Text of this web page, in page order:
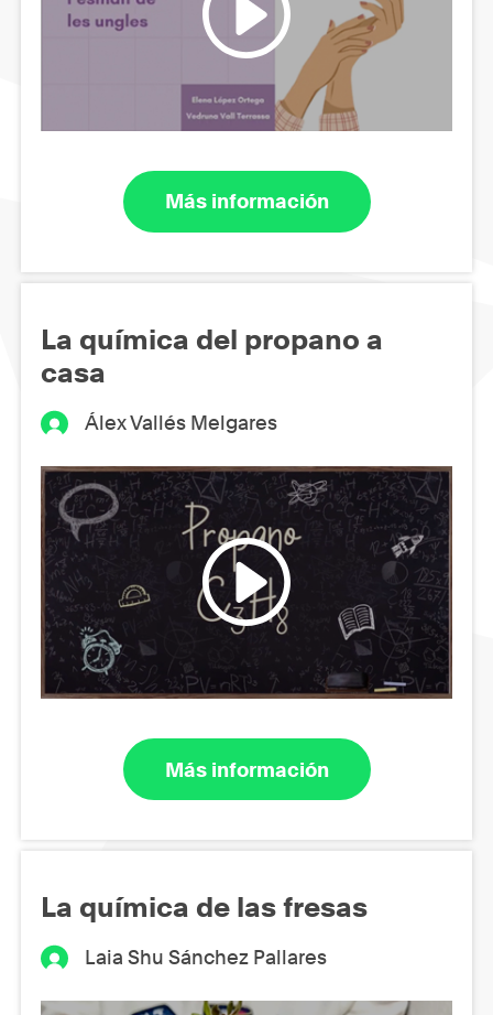
Más información
La química del propano a
casa
Álex Vallés Melgares
Más información
La química de las fresas
Laia Shu Sánchez Pallares